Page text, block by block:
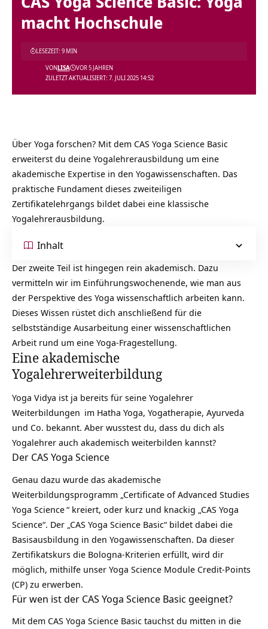
macht Hochschule
ZULETZT AKTUALISIERT: 7. JULI 2025 14:52
VONLISA VOR 5 JAHREN
LESEZEIT: 9 MIN
Über Yoga forschen? Mit dem CAS Yoga Science Basic
erweiterst du deine Yogalehrerausbildung um eine
akademische Expertise in den Yogawissenschaften. Das
praktische Fundament dieses zweiteiligen
Zertifikatelehrgangs bildet dabei eine klassische
Yogalehrerausbildung.
Inhalt
Der zweite Teil ist hingegen rein akademisch. Dazu
vermitteln wir im Einführungswochenende, wie man aus
der Perspektive des Yoga wissenschaftlich arbeiten kann.
Dieses Wissen rüstet dich anschließend für die
selbstständige Ausarbeitung einer wissenschaftlichen
Arbeit rund um eine Yoga-Fragestellung.
Eine akademische
Yogalehrerweiterbildung
Yoga Vidya ist ja bereits für seine Yogalehrer
Weiterbildungen im Hatha Yoga, Yogatherapie, Ayurveda
und Co. bekannt. Aber wusstest du, dass du dich als
Yogalehrer auch akademisch weiterbilden kannst?
Der CAS Yoga Science
Genau dazu wurde das akademische
Weiterbildungsprogramm „ Certificate of Advanced Studies
Yoga Science“ kreiert, oder kurz und knackig „CAS Yoga
Science“. Der „CAS Yoga Science Basic“ bildet dabei die
Basisausbildung in den Yogawissenschaften. Da dieser
Zertifikatskurs die Bologna-Kriterien erfüllt, wird dir
möglich, mithilfe unser Yoga Science Module Credit-Points
(CP) zu erwerben.
Für wen ist der CAS Yoga Science Basic geeignet?
Mit dem CAS Yoga Science Basic tauchst du mitten in die